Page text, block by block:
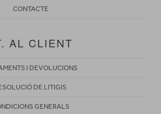
CONTACTE
AL CLIENT
I DEVOLUCIONS
DE LITIGIS
GENERALS